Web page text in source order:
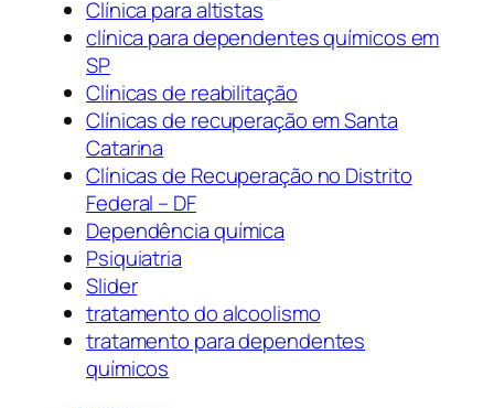
Clínica para altistas
clínica para dependentes químicos em
SP
Clínicas de reabilitação
Clínicas de recuperação em Santa
Catarina
Clínicas de Recuperação no Distrito
Federal – DF
Dependência química
Psiquiatria
Slider
tratamento do alcoolismo
tratamento para dependentes
químicos